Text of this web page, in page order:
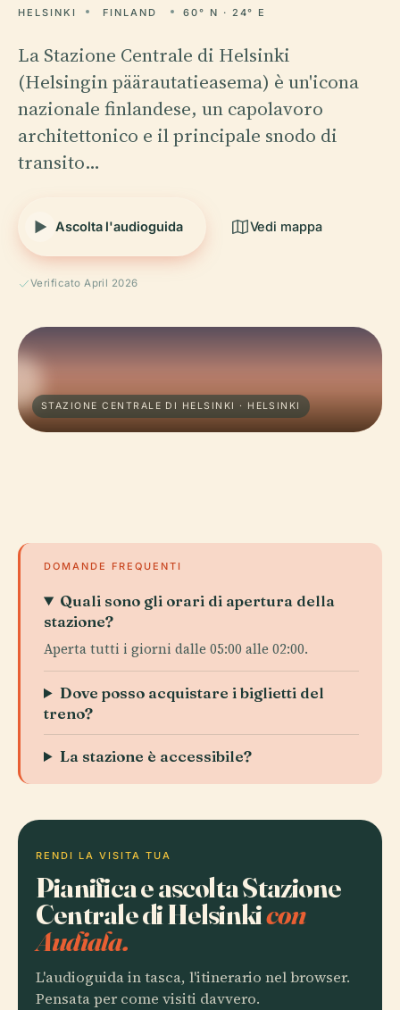
HELSINKI FINLAND 60° N · 24° E
La Stazione Centrale di Helsinki
(Helsingin päärautatieasema) è un'icona
nazionale finlandese, un capolavoro
architettonico e il principale snodo di
transito…
Ascolta l'audioguida Vedi mappa
Verificato April 2026
STAZIONE CENTRALE DI HELSINKI · HELSINKI
DOMANDE FREQUENTI
Quali sono gli orari di apertura della
stazione?
Aperta tutti i giorni dalle 05:00 alle 02:00.
Dove posso acquistare i biglietti del
treno?
La stazione è accessibile?
RENDI LA VISITA TUA
Pianifica e ascolta Stazione
Centrale di Helsinkicon
Audiala.
L'audioguida in tasca, l'itinerario nel browser.
Pensata per come visiti davvero.